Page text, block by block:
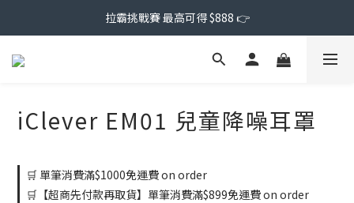
拉霸挑戰賽 最高可得 $888 👉
iClever EM01 兒童降噪耳罩
🛒 單筆消費滿$1000免運費 on order
🛒【超商先付款再取貨】單筆消費滿$899免運費 on order